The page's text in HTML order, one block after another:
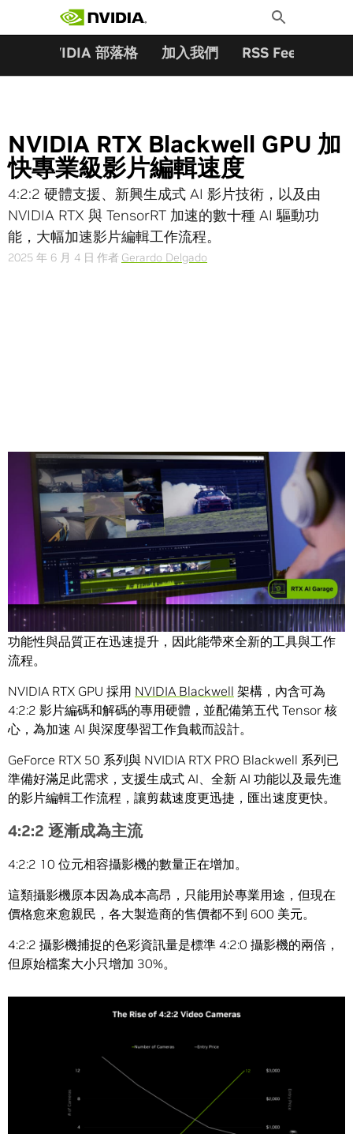
Toggle
Search
NVIDIA 部落格 加入我們 RSS Feeds
NVIDIA RTX Blackwell GPU 加
快專業級影片編輯速度
4:2:2 硬體支援、新興生成式 AI 影片技術，以及由
NVIDIA RTX 與 TensorRT 加速的數十種 AI 驅動功
能，大幅加速影片編輯工作流程。
2025 年 6 月 4 日 作者 Gerardo Delgado
Share
與大多數標準攝影機相比，4:2:2 攝影機能捕捉兩倍的色彩資
訊，因此愈來愈受消費者青睞。同時，生成式 AI 影片模型的
功能性與品質正在迅速提升，因此能帶來全新的工具與工作
流程。
NVIDIA RTX GPU 採用 NVIDIA Blackwell 架構，內含可為
4:2:2 影片編碼和解碼的專用硬體，並配備第五代 Tensor 核
心，為加速 AI 與深度學習工作負載而設計。
GeForce RTX 50 系列與 NVIDIA RTX PRO Blackwell 系列已
準備好滿足此需求，支援生成式 AI、全新 AI 功能以及最先進
的影片編輯工作流程，讓剪裁速度更迅捷，匯出速度更快。
4:2:2 逐漸成為主流
4:2:2 10 位元相容攝影機的數量正在增加。
這類攝影機原本因為成本高昂，只能用於專業用途，但現在
價格愈來愈親民，各大製造商的售價都不到 600 美元。
4:2:2 攝影機捕捉的色彩資訊量是標準 4:2:0 攝影機的兩倍，
但原始檔案大小只增加 30%。